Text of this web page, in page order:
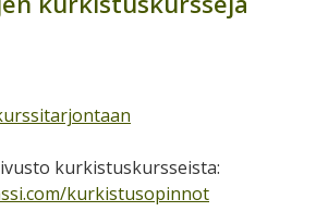
kurkistuskursseista:
kurkistusopinnot